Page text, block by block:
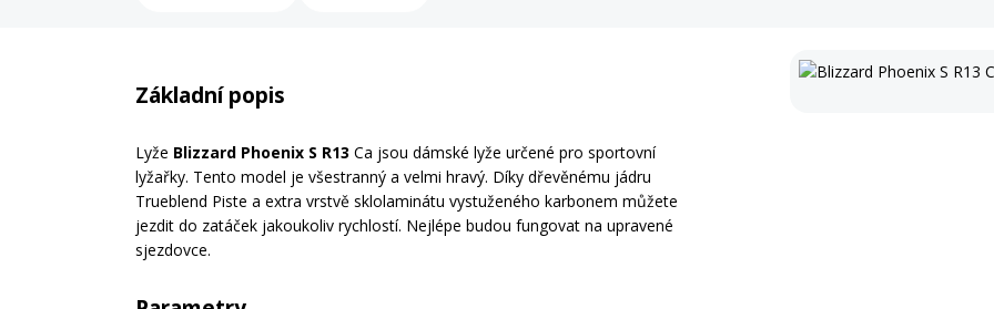
Základní popis
Lyže Blizzard Phoenix S R13 Ca jsou dámské lyže určené pro sportovní
lyžařky. Tento model je všestranný a velmi hravý. Díky dřevěnému jádru
Trueblend Piste a extra vrstvě sklolaminátu vystuženého karbonem můžete
jezdit do zatáček jakoukoliv rychlostí. Nejlépe budou fungovat na upravené
sjezdovce.